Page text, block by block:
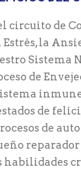
circuito de
la
Sistema
de
de
de
reparador
habilidades